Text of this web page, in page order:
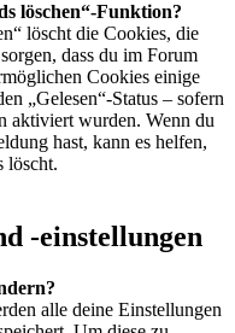
löschen“-Funktion?
löscht die Cookies, die
dass du im Forum
Cookies einige
„Gelesen“-Status – sofern
aktiviert wurden. Wenn du
hast, kann es helfen,
löscht.
-einstellungen
alle deine Einstellungen